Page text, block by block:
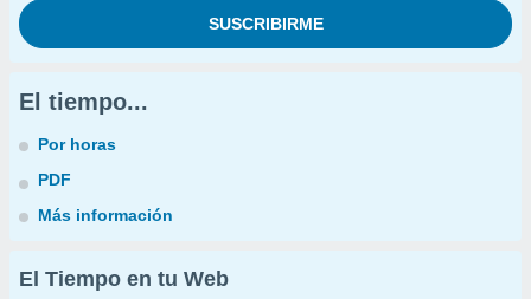
El tiempo...
Por horas
PDF
Más información
El Tiempo en tu Web